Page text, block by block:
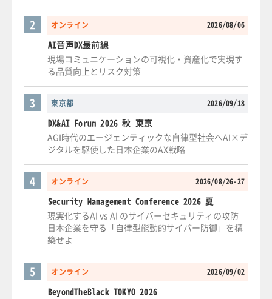
オンライン 2026/08/06
2
AI音声DX最前線
現場コミュニケーションの可視化・資産化で実現す
る品質向上とリスク対策
東京都 2026/09/18
3
DX&AI Forum 2026 秋 東京
AGI時代のエージェンティックな自律型社会へAI×デ
ジタルを駆使した日本企業のAX戦略
オンライン 2026/08/26-27
4
Security Management Conference 2026 夏
現実化するAI vs AI のサイバーセキュリティの攻防
日本企業を守る「自律型能動的サイバー防御」を構
築せよ
オンライン 2026/09/02
5
BeyondTheBlack TOKYO 2026